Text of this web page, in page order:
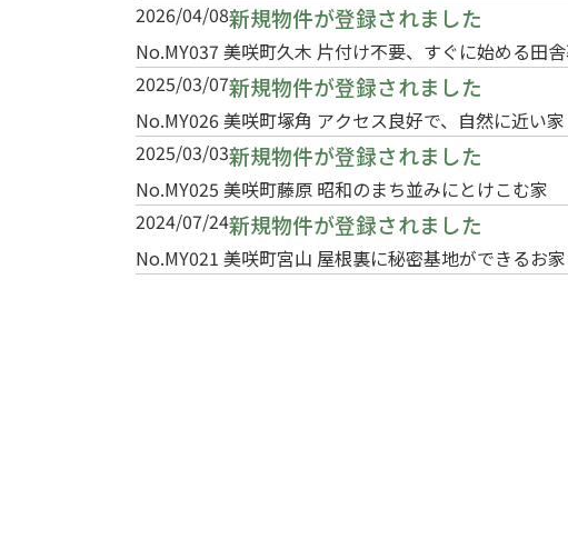
2026/04/08新規物件が登録されました
No.MY037 美咲町久木 片付け不要、すぐに始める田
2025/03/07新規物件が登録されました
No.MY026 美咲町塚角 アクセス良好で、自然に近い家
2025/03/03新規物件が登録されました
No.MY025 美咲町藤原 昭和のまち並みにとけこむ家
2024/07/24新規物件が登録されました
No.MY021 美咲町宮山 屋根裏に秘密基地ができるお家